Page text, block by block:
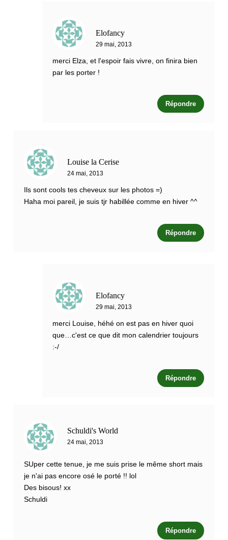
Elofancy
29 mai, 2013
merci Elza, et l'espoir fais vivre, on finira bien
par les porter !
Répondre
Louise la Cerise
24 mai, 2013
Ils sont cools tes cheveux sur les photos =)
Haha moi pareil, je suis tjr habillée comme en hiver ^^
Répondre
Elofancy
29 mai, 2013
merci Louise, héhé on est pas en hiver quoi
que…c'est ce que dit mon calendrier toujours
:-/
Répondre
Schuldi's World
24 mai, 2013
SUper cette tenue, je me suis prise le même short mais
je n'ai pas encore osé le porté !! lol
Des bisous! xx
Schuldi
Répondre